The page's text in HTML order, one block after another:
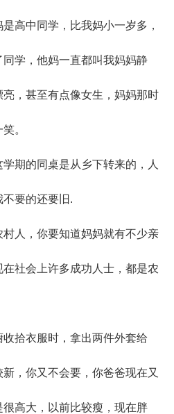
中同学，比我妈小一岁多，
学，他妈一直都叫我妈妈静
，甚至有点像女生，妈妈那时
。
的同桌是从乡下转来的，人
要的还要旧.
人，你要知道妈妈就有不少亲
社会上许多成功人士，都是农
拾衣服时，拿出两件外套给
，你又不会要，你爸爸现在又
高大，以前比较瘦，现在胖